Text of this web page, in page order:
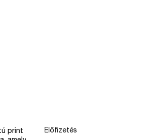
print
Előfizetés